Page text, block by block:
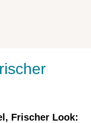
Frischer Look: